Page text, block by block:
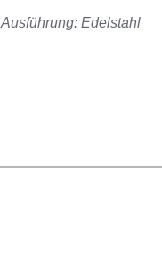
Ausführung: Edelstahl